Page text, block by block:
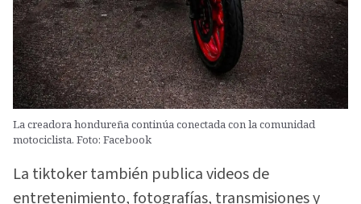
La creadora hondureña continúa conectada con la comunidad
motociclista. Foto: Facebook
La tiktoker también publica videos de
entretenimiento, fotografías, transmisiones y